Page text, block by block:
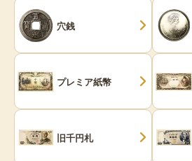
穴銭
プレミア紙幣
旧千円札